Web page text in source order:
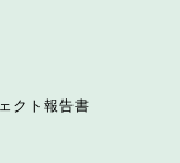
クト報告書